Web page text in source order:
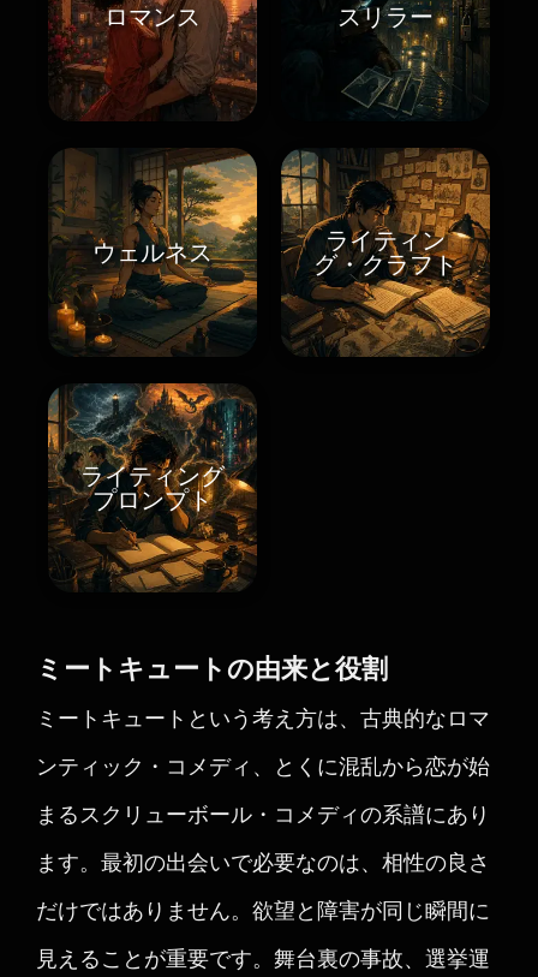
ロマンス スリラー
ウェルネス
ライティン
グ・クラフト
ライティング
プロンプト
ミートキュートの由来と役割
ミートキュートという考え方は、古典的なロマ
ンティック・コメディ、とくに混乱から恋が始
まるスクリューボール・コメディの系譜にあり
ます。最初の出会いで必要なのは、相性の良さ
だけではありません。欲望と障害が同じ瞬間に
見えることが重要です。舞台裏の事故、選挙運